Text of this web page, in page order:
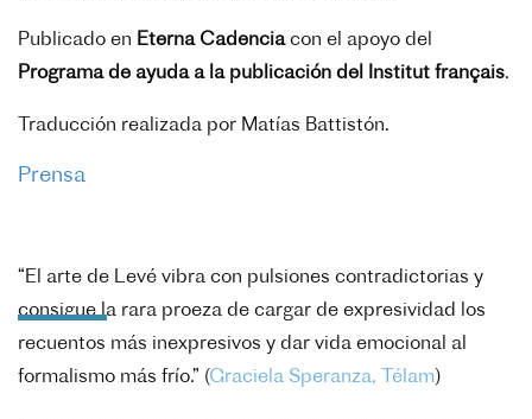
Publicado en Eterna Cadenciacon el apoyo del
Programa de ayuda a la publicación del Institut français.
Traducción realizada por Matías Battistón.
Prensa
“El arte de Levé vibra con pulsiones contradictorias y
consigue la rara proeza de cargar de expresividad los
recuentos más inexpresivos y dar vida emocional al
formalismo más frío.” (Graciela Speranza, Télam)